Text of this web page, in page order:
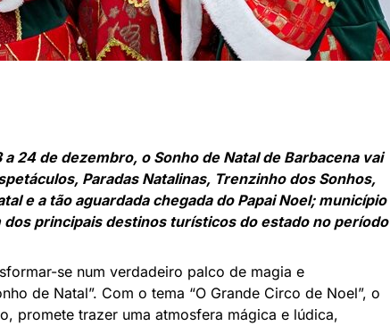
24 de dezembro, o Sonho de Natal de Barbacena vai
Paradas Natalinas, Trenzinho dos Sonhos,
e a tão aguardada chegada do Papai Noel; município
principais destinos turísticos do estado no período
se num verdadeiro palco de magia e
de Natal”. Com o tema “O Grande Circo de Noel”, o
promete trazer uma atmosfera mágica e lúdica,